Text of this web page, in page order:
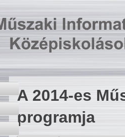
A 2014-es
programja